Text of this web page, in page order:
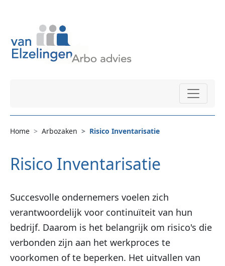
Home Arbozaken Risico Inventarisatie
Risico Inventarisatie
Succesvolle ondernemers voelen zich
verantwoordelijk voor continuïteit van hun
bedrijf. Daarom is het belangrijk om risico's die
verbonden zijn aan het werkproces te
voorkomen of te beperken. Het uitvallen van